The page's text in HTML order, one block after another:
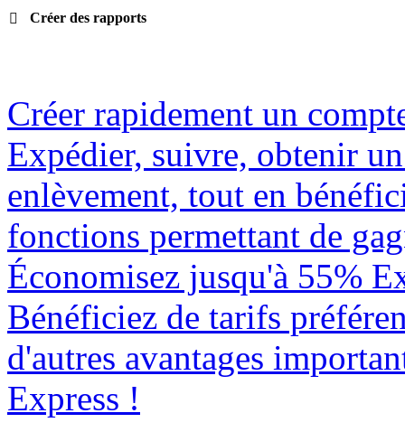

Créer des rapports
Créer rapidement un
Expédier, suivre, obtenir
enlèvement, tout en
fonctions permettant de
Économisez jusqu'à 55%
Bénéficiez de tarifs
d'autres avantages
Express !